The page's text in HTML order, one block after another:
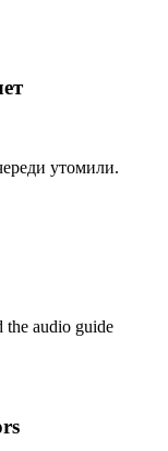
утомили.
the audio guide